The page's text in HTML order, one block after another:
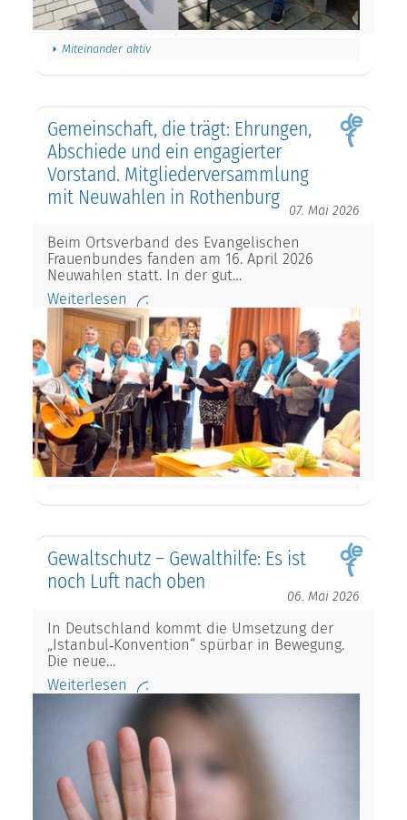
Miteinander aktiv
Gemeinschaft, die trägt: Ehrungen,
Abschiede und ein engagierter
Vorstand. Mitgliederversammlung
mit Neuwahlen in Rothenburg
07. Mai 2026
Beim Ortsverband des Evangelischen
Frauenbundes fanden am 16. April 2026
Neuwahlen statt. In der gut…
Weiterlesen
Gewaltschutz – Gewalthilfe: Es ist
noch Luft nach oben
06. Mai 2026
In Deutschland kommt die Umsetzung der
„Istanbul‑Konvention“ spürbar in Bewegung.
Die neue…
Weiterlesen